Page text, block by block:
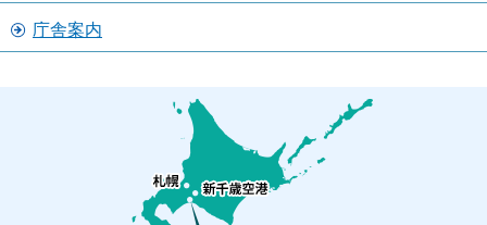
庁舎案内